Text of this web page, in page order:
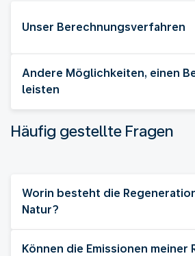
Unser Berechnungsverfahren
Andere Möglichkeiten, einen
leisten
Häufig gestellte Fragen
Worin besteht die
Natur?
Können die Emissionen meiner